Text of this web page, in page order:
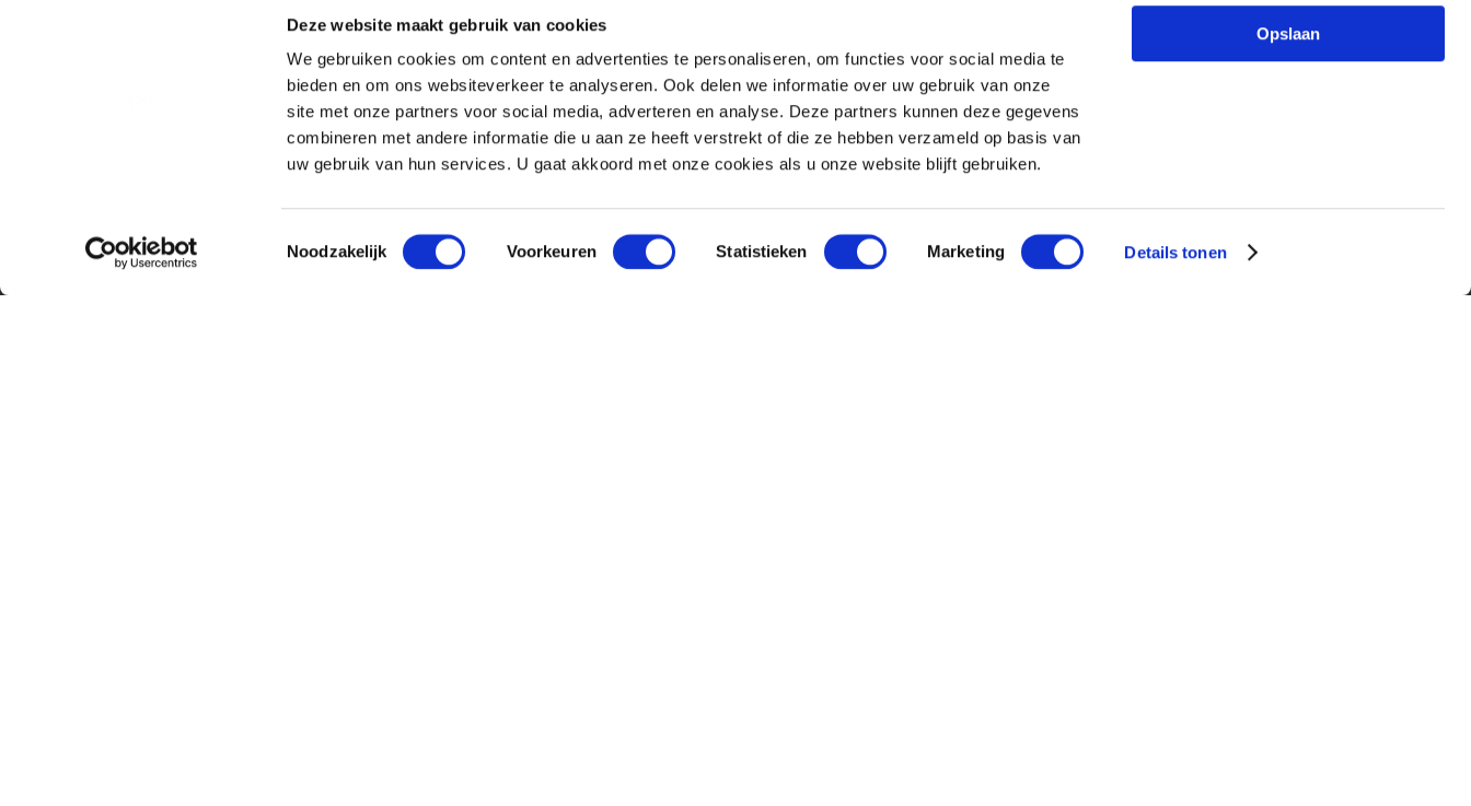
Deze website maakt gebruik van cookies
We gebruiken cookies om content en advertenties te personaliseren, om functies voor social media te
bieden en om ons websiteverkeer te analyseren. Ook delen we informatie over uw gebruik van onze
site met onze partners voor social media, adverteren en analyse. Deze partners kunnen deze gegevens
combineren met andere informatie die u aan ze heeft verstrekt of die ze hebben verzameld op basis van
uw gebruik van hun services. U gaat akkoord met onze cookies als u onze website blijft gebruiken.
Toestemmingsselectie
Noodzakelijk Voorkeuren Statistieken Marketing Details tonen
Opslaan